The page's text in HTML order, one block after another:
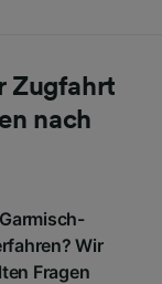
Zugfahrt
nach
Wir
Fragen